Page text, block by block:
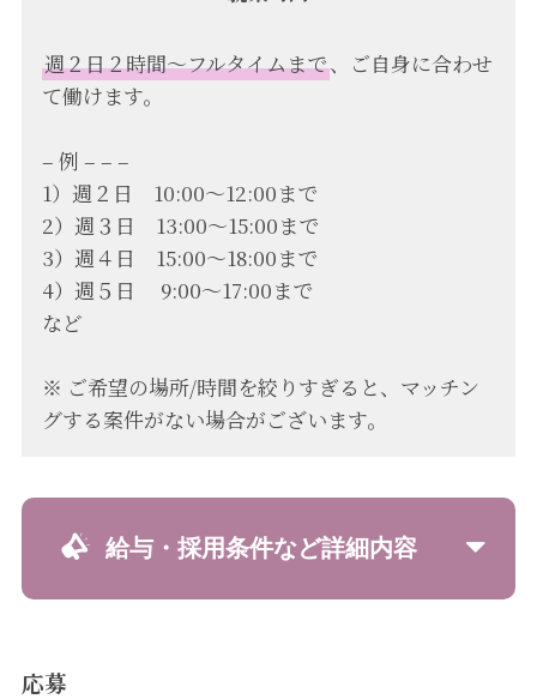
週２日２時間〜フルタイムまで、ご自身に合わせ
て働けます。
– 例 – – –
1）週２日 10:00〜12:00まで
2）週３日 13:00〜15:00まで
3）週４日 15:00〜18:00まで
4）週５日 9:00〜17:00まで
など
※ ご希望の場所/時間を絞りすぎると、マッチン
グする案件がない場合がございます。
給与・採用条件など詳細内容
応募